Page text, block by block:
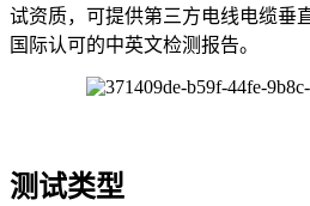
试资质，可提供第三方电线电缆垂
国际认可的中英文检测报告。
测试类型